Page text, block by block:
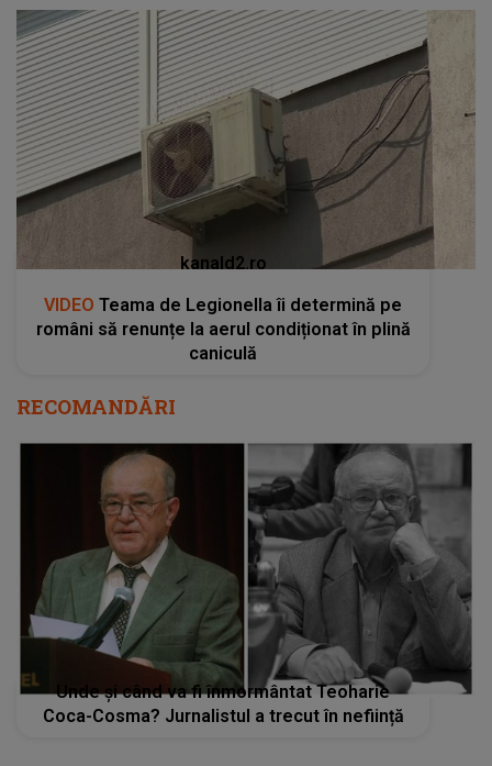
kanald2.ro
VIDEO Teama de Legionella îi determină pe
români să renunțe la aerul condiționat în plină
caniculă
RECOMANDĂRI
Unde și când va fi înmormântat Teoharie
Coca-Cosma? Jurnalistul a trecut în neființă